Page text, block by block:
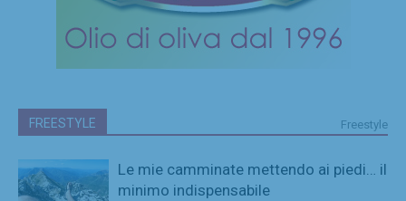
FREESTYLE Freestyle
Le mie camminate mettendo ai piedi… il
minimo indispensabile